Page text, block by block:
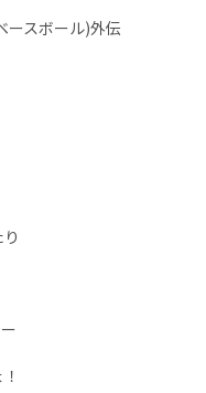
ースボール)外伝